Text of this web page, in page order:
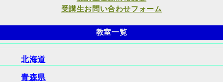
受講生お問い合わせフォーム
教室一覧
北海道
青森県